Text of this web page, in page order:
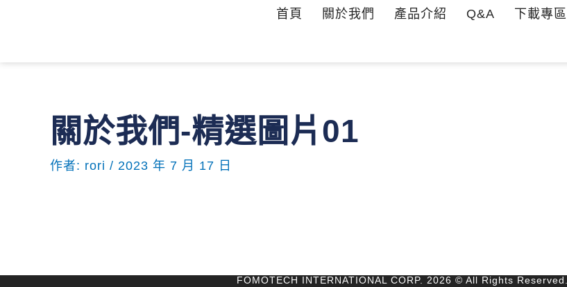
首頁 關於我們 產品介紹 Q&A 下載專區
關於我們-精選圖片01
作者: rori / 2023 年 7 月 17 日
FOMOTECH INTERNATIONAL CORP. 2026 © All Rights Reserved.